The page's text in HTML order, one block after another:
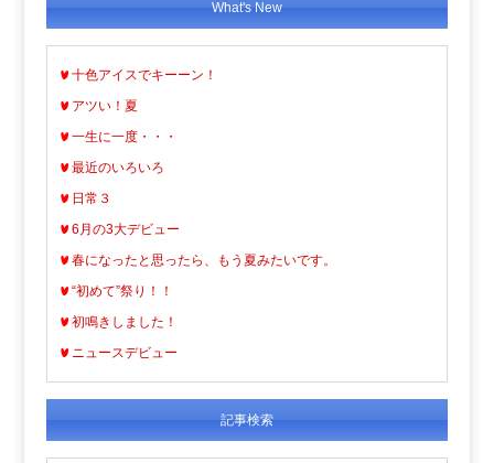
What's New
十色アイスでキーーン！
アツい！夏
一生に一度・・・
最近のいろいろ
日常３
6月の3大デビュー
春になったと思ったら、もう夏みたいです。
“初めて”祭り！！
初鳴きしました！
ニュースデビュー
記事検索